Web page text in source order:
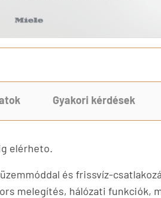
Gyakori kérdések
elérheto.
és frissvíz-
melegítés, hálózati funkciók,